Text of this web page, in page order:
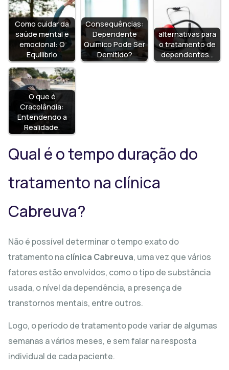
Como cuidar da
saúde mental e
emocional: O
Equilíbrio
Consequências:
Dependente
Quimico Pode Ser
Demitido?
alternativas para
o tratamento de
dependentes…
O que é
Cracolândia:
Entendendo a
Realidade.
Qual é o tempo duração do
tratamento na clínica
Cabreuva?
Não é possível determinar o tempo exato do
tratamento naclínica Cabreuva, uma vez que vários
fatores estão envolvidos, como o tipo de substância
usada, o nível da dependência, a presença de
transtornos mentais, entre outros.
Logo, o período de tratamento pode variar de algumas
semanas a vários meses, e sem falar na resposta
individual de cada paciente.